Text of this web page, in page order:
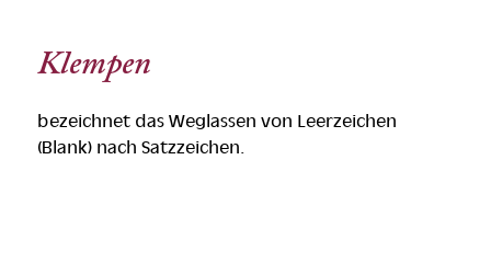
Klempen
bezeichnet das Weglassen von Leerzeichen
(Blank) nach Satzzeichen.